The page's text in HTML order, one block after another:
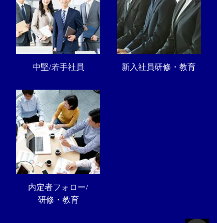
中堅/若手社員 新入社員研修・教育
内定者フォロー/
研修・教育